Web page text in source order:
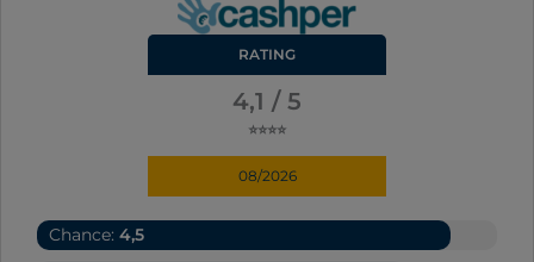
RATING
4,1 / 5
⭐⭐⭐⭐
08/2026
Chance: 4,5